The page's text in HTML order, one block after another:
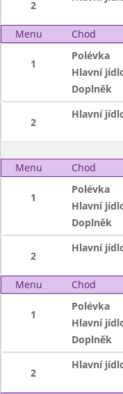
2
Menu Chod
1
Polévka
Hlavní
Doplněk
2
Hlavní
Menu Chod
1
Polévka
Hlavní
Doplněk
2
Hlavní
Menu Chod
1
Polévka
Hlavní
Doplněk
2
Hlavní